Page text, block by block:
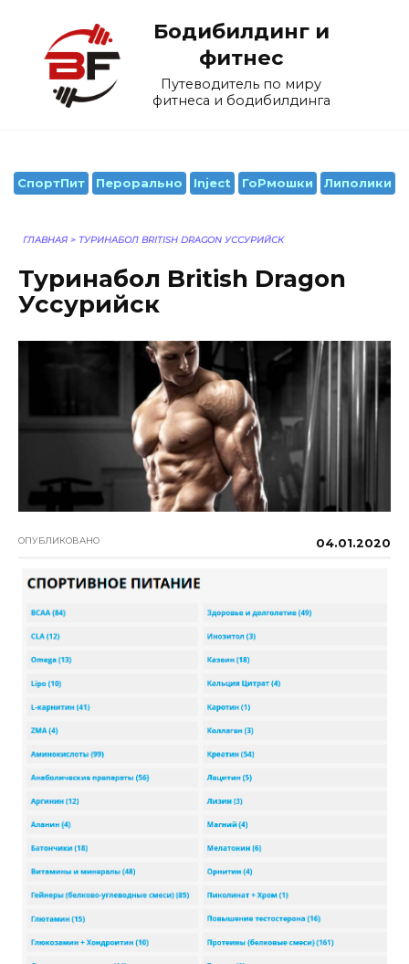
содержанию
Бодибилдинг и
фитнес
Путеводитель по миру
фитнеса и бодибилдинга
СпортПит Перорально Inject ГоРмошки Липолики
ГЛАВНАЯ > ТУРИНАБОЛ BRITISH DRAGON УССУРИЙСК
Туринабол British Dragon
Уссурийск
ОПУБЛИКОВАНО 04.01.2020